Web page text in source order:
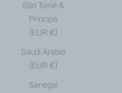
São Tomé &
Príncipe
(EUR €)
Saudi Arabia
(EUR €)
Senegal